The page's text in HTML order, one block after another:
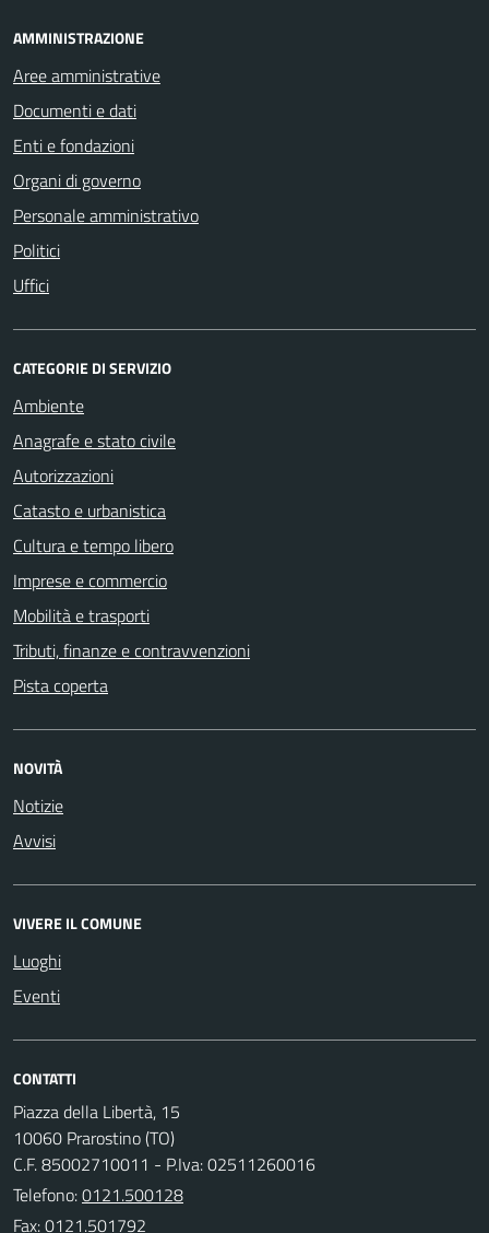
AMMINISTRAZIONE
Aree amministrative
Documenti e dati
Enti e fondazioni
Organi di governo
Personale amministrativo
Politici
Uffici
CATEGORIE DI SERVIZIO
Ambiente
Anagrafe e stato civile
Autorizzazioni
Catasto e urbanistica
Cultura e tempo libero
Imprese e commercio
Mobilità e trasporti
Tributi, finanze e contravvenzioni
Pista coperta
NOVITÀ
Notizie
Avvisi
VIVERE IL COMUNE
Luoghi
Eventi
CONTATTI
Piazza della Libertà, 15
10060 Prarostino (TO)
C.F. 85002710011 - P.Iva: 02511260016
Telefono:0121.500128
Fax: 0121.501792